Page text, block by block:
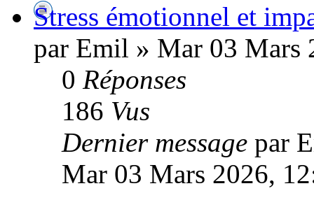
Stress émotionnel et
par Emil » Mar 03 Mars
0 Réponses
186 Vus
Dernier message par
Mar 03 Mars 2026,